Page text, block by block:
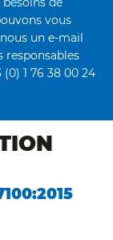
vous
un e-mail
responsables
1 76 38 00 24